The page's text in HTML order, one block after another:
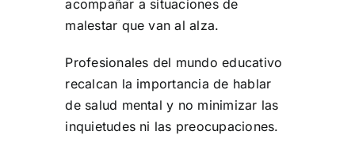
acompañar a situaciones de
malestar que van al alza.
Profesionales del mundo educativo
recalcan la importancia de hablar
de salud mental y no minimizar las
inquietudes ni las preocupaciones.